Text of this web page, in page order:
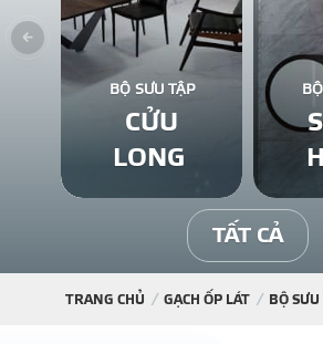
BỘ SƯU TẬP
CỬU
LONG
TẤT CẢ
TRANG CHỦ GẠCH ỐP LÁT BỘ